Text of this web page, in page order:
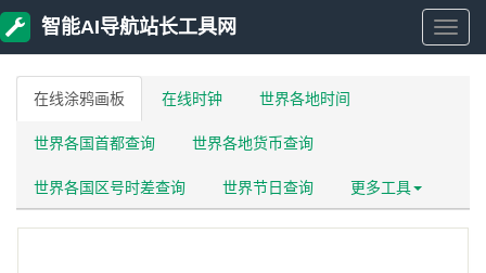
智
导
智能AI导航站长工具网
在线涂鸦画板 在线时钟 世界各地时间
世界各国首都查询 世界各地货币查询
世界各国区号时差查询 世界节日查询 更多工具